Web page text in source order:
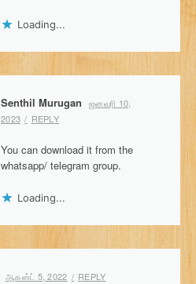
Loading...
Senthil Murugan
ஜனவரி 10,
2023
REPLY
You can download it from the
whatsapp/ telegram group.
Loading...
ஆகஸ்ட் 5, 2022 REPLY